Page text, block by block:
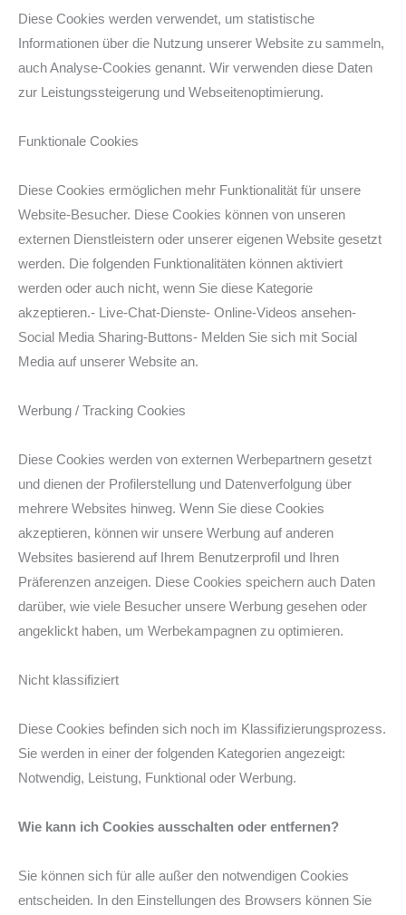
Diese Cookies werden verwendet, um statistische
Informationen über die Nutzung unserer Website zu sammeln,
auch Analyse-Cookies genannt. Wir verwenden diese Daten
zur Leistungssteigerung und Webseitenoptimierung.
Funktionale Cookies
Diese Cookies ermöglichen mehr Funktionalität für unsere
Website-Besucher. Diese Cookies können von unseren
externen Dienstleistern oder unserer eigenen Website gesetzt
werden. Die folgenden Funktionalitäten können aktiviert
werden oder auch nicht, wenn Sie diese Kategorie
akzeptieren.- Live-Chat-Dienste- Online-Videos ansehen-
Social Media Sharing-Buttons- Melden Sie sich mit Social
Media auf unserer Website an.
Werbung / Tracking Cookies
Diese Cookies werden von externen Werbepartnern gesetzt
und dienen der Profilerstellung und Datenverfolgung über
mehrere Websites hinweg. Wenn Sie diese Cookies
akzeptieren, können wir unsere Werbung auf anderen
Websites basierend auf Ihrem Benutzerprofil und Ihren
Präferenzen anzeigen. Diese Cookies speichern auch Daten
darüber, wie viele Besucher unsere Werbung gesehen oder
angeklickt haben, um Werbekampagnen zu optimieren.
Nicht klassifiziert
Diese Cookies befinden sich noch im Klassifizierungsprozess.
Sie werden in einer der folgenden Kategorien angezeigt:
Notwendig, Leistung, Funktional oder Werbung.
Wie kann ich Cookies ausschalten oder entfernen?
Sie können sich für alle außer den notwendigen Cookies
entscheiden. In den Einstellungen des Browsers können Sie